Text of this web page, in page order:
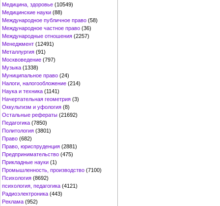
Медицина, здоровье (10549)
Медицинские науки (88)
Международное публичное право (58)
Международное частное право (36)
Международные отношения (2257)
Менеджмент (12491)
Металлургия (91)
Москвоведение (797)
Музыка (1338)
Муниципальное право (24)
Налоги, налогообложение (214)
Наука и техника (1141)
Начертательная геометрия (3)
Оккультизм и уфология (8)
Остальные рефераты (21692)
Педагогика (7850)
Политология (3801)
Право (682)
Право, юриспруденция (2881)
Предпринимательство (475)
Прикладные науки (1)
Промышленность, производство (7100)
Психология (8692)
психология, педагогика (4121)
Радиоэлектроника (443)
Реклама (952)